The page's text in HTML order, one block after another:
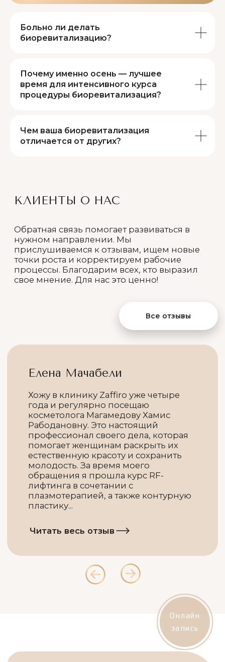
Больно ли делать
биоревитализацию?
Почему именно осень — лучшее
время для интенсивного курса
процедуры биоревитализация?
Чем ваша биоревитализация
отличается от других?
Онлайн
запись